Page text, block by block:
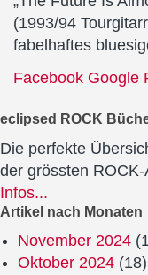
(1993/94
fabelhaftes
Facebook Google
eclipsed ROCK
Die perfekte
der grössten
Infos...
Artikel nach Monaten
November 2024
Oktober 2024 (18)